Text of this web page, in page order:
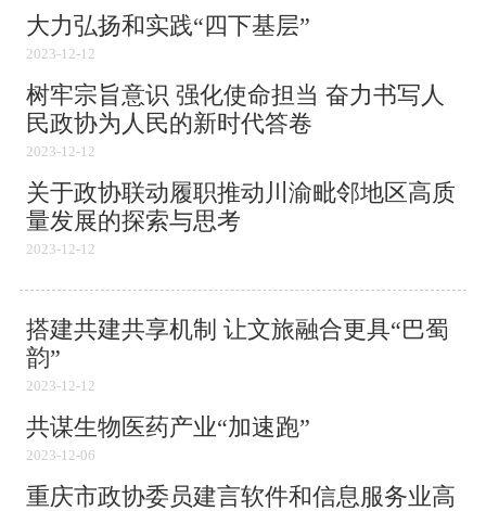
大力弘扬和实践“四下基层”
2023-12-12
树牢宗旨意识 强化使命担当 奋力书写人
民政协为人民的新时代答卷
2023-12-12
关于政协联动履职推动川渝毗邻地区高质
量发展的探索与思考
2023-12-12
搭建共建共享机制 让文旅融合更具“巴蜀
韵”
2023-12-12
共谋生物医药产业“加速跑”
2023-12-06
重庆市政协委员建言软件和信息服务业高